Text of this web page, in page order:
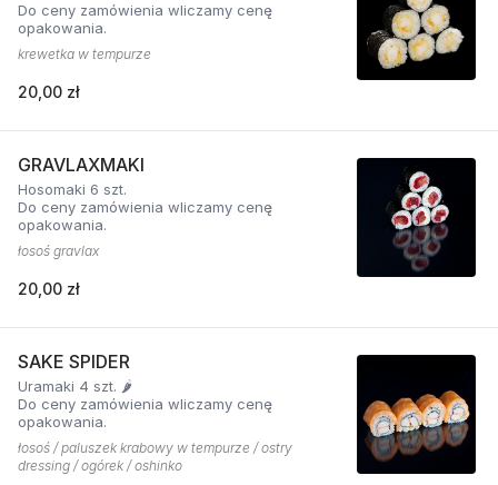
Do ceny zamówienia wliczamy cenę
opakowania.
krewetka w tempurze
20,00 zł
GRAVLAXMAKI
Hosomaki 6 szt.
Do ceny zamówienia wliczamy cenę
opakowania.
łosoś gravlax
20,00 zł
SAKE SPIDER
Uramaki 4 szt. 🌶️
Do ceny zamówienia wliczamy cenę
opakowania.
łosoś / paluszek krabowy w tempurze / ostry
dressing / ogórek / oshinko